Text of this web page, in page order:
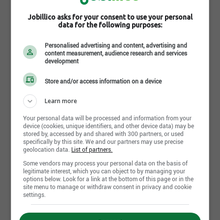
avec la clientèle, faites une recherche pour trouver
les divers postes intéressants offerts en magasin et
dans les centres de distribution partout au Canada.
Gestion des carrières
Au total, Home Depot Canada consacre chaque année
plus d’un million d’heures à la formation de ses 28
000 associés répartis dans l’ensemble du pays.
rénovation résidentielle au Canada, nous devons
notre prospérité à l’enthousiasme, au savoir-faire et
aux compétences de chacun de nos associés. Pour
vous, cela signifie que vous recevrez la formation
dont vous avez besoin pour apprendre, progresser
et réussir.
Faciliter le perfectionnement de nos associés est
Lire la suite
Jobillico asks for your consent to use your personal
data for the following purposes:
Personalised advertising and content, advertising and
content measurement, audience research and services
development
Store and/or access information on a device
Learn more
Your personal data will be processed and information from your
device (cookies, unique identifiers, and other device data) may be
stored by, accessed by and shared with 300 partners, or used
specifically by this site. We and our partners may use precise
geolocation data. List of partners.
Some vendors may process your personal data on the basis of
legitimate interest, which you can object to by managing your
options below. Look for a link at the bottom of this page or in the
site menu to manage or withdraw consent in privacy and cookie
settings.